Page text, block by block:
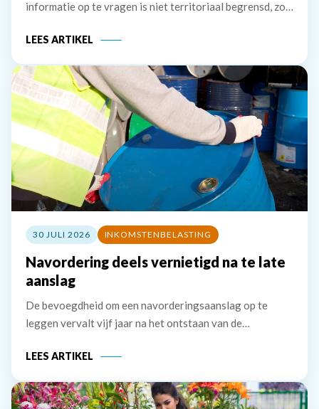
informatie op te vragen is niet territoriaal begrensd, zo
Exchange Agreement (TIEA) met Jersey niet mee dat de
LEES ARTIKEL
30 JULI 2026 INKOMSTENBELASTING
Navordering deels vernietigd na te late
aanslag
De bevoegdheid om een navorderingsaanslag op te
leggen vervalt vijf jaar na het ontstaan van de
wordt deze termijn verlengd met het verleende uitstel.
LEES ARTIKEL